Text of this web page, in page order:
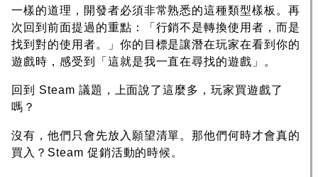
一樣的道理，開發者必須非常熟悉的這種類型樣板。再
次回到前面提過的重點：「行銷不是轉換使用者，而是
找到對的使用者。」你的目標是讓潛在玩家在看到你的
遊戲時，感受到「這就是我一直在尋找的遊戲」。
回到 Steam 議題，上面說了這麼多，玩家買遊戲了
嗎？
沒有，他們只會先放入願望清單。那他們何時才會真的
買入？Steam 促銷活動的時候。